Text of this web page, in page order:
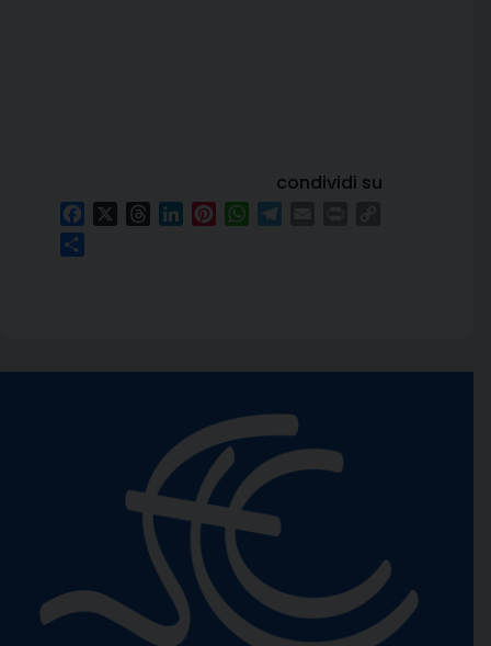
condividi su
FacebookThreadsLinkedInPinterestWhatsApp